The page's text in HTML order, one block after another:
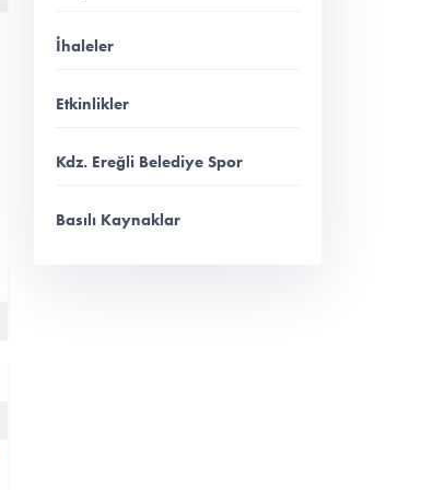
İhaleler
Etkinlikler
Kdz. Ereğli Belediye Spor
Basılı Kaynaklar